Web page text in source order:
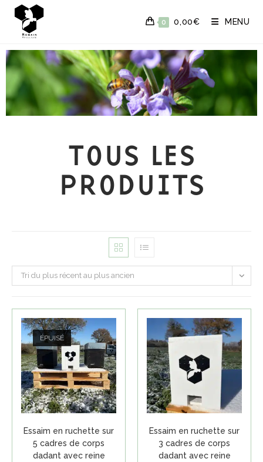
0 0,00€ MENU
TOUS LES
PRODUITS
Tri du plus récent au plus ancien
ÉPUISÉ
Essaim en ruchette sur
5 cadres de corps
dadant avec reine
Essaim en ruchette sur
3 cadres de corps
dadant avec reine